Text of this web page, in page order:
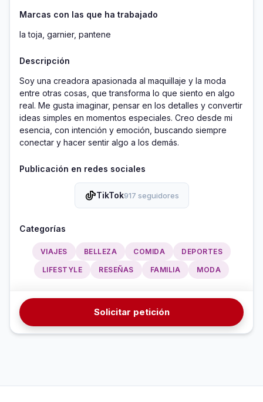
Marcas con las que ha trabajado
la toja, garnier, pantene
Descripción
Soy una creadora apasionada al maquillaje y la moda
entre otras cosas, que transforma lo que siento en algo
real. Me gusta imaginar, pensar en los detalles y convertir
ideas simples en momentos especiales. Creo desde mi
esencia, con intención y emoción, buscando siempre
conectar y hacer sentir algo a los demás.
Publicación en redes sociales
TikTok917 seguidores
Categorías
VIAJES BELLEZA COMIDA DEPORTES
LIFESTYLE RESEÑAS FAMILIA MODA
Solicitar petición